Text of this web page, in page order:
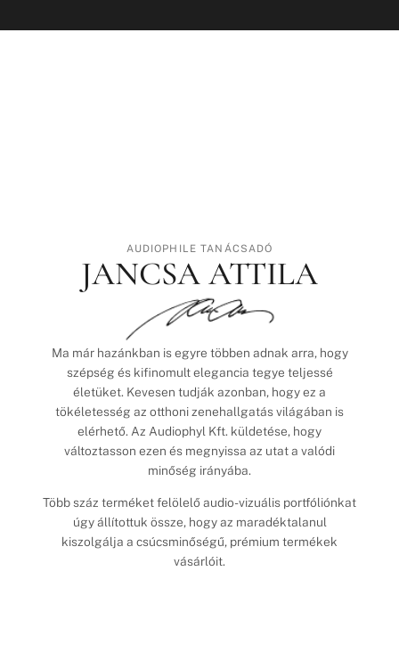
AUDIOPHILE TANÁCSADÓ
JANCSA ATTILA
Ma már hazánkban is egyre többen adnak arra, hogy
szépség és kifinomult elegancia tegye teljessé
életüket. Kevesen tudják azonban, hogy ez a
tökéletesség az otthoni zenehallgatás világában is
elérhető. Az Audiophyl Kft. küldetése, hogy
változtasson ezen és megnyissa az utat a valódi
minőség irányába.
Több száz terméket felölelő audio-vizuális portfóliónkat
úgy állítottuk össze, hogy az maradéktalanul
kiszolgálja a csúcsminőségű, prémium termékek
vásárlóit.